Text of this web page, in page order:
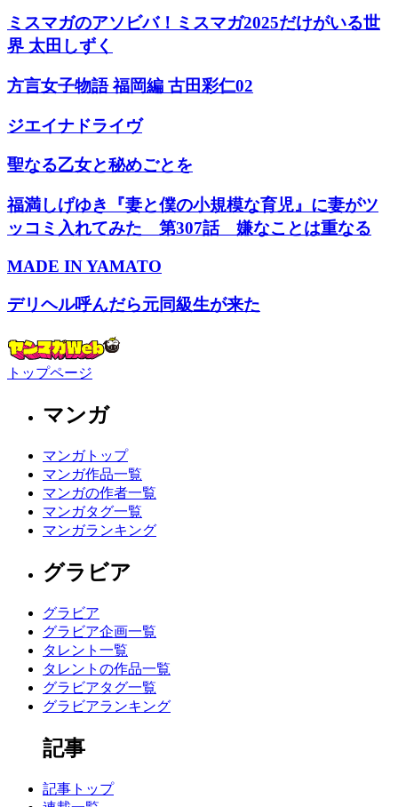
ミスマガのアソビバ！ミスマガ2025だけがいる世
界 太田しずく
方言女子物語 福岡編 古田彩仁02
ジエイナドライヴ
聖なる乙女と秘めごとを
福満しげゆき『妻と僕の小規模な育児』に妻がツ
ッコミ入れてみた 第307話 嫌なことは重なる
MADE IN YAMATO
デリヘル呼んだら元同級生が来た
トップページ
マンガ
マンガトップ
マンガ作品一覧
マンガの作者一覧
マンガタグ一覧
マンガランキング
グラビア
グラビア
グラビア企画一覧
タレント一覧
タレントの作品一覧
グラビアタグ一覧
グラビアランキング
記事
記事トップ